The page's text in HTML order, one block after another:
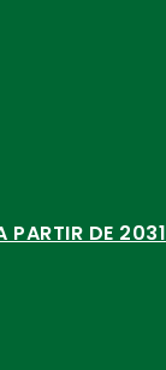
PARTIR DE 2031